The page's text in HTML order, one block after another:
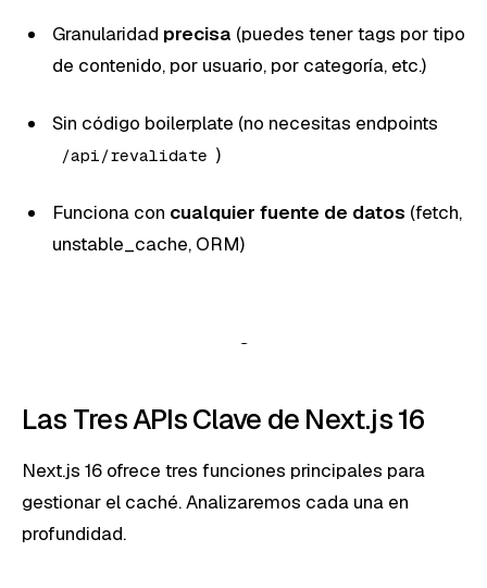
Granularidad precisa (puedes tener tags por tipo
de contenido, por usuario, por categoría, etc.)
Sin código boilerplate (no necesitas endpoints
/api/revalidate )
Funciona con cualquier fuente de datos (fetch,
unstable_cache, ORM)
Las Tres APIs Clave de Next.js 16
Next.js 16 ofrece tres funciones principales para
gestionar el caché. Analizaremos cada una en
profundidad.